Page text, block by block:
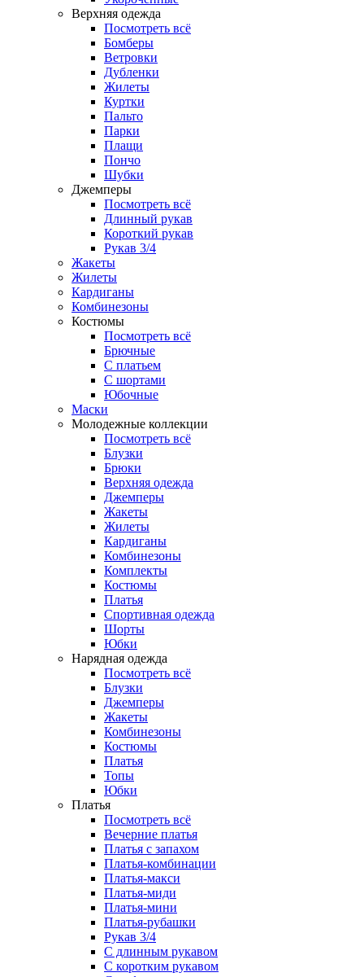
Верхняя одежда
Посмотреть всё
Бомберы
Ветровки
Дубленки
Жилеты
Куртки
Пальто
Парки
Плащи
Пончо
Шубки
Джемперы
Посмотреть всё
Длинный рукав
Короткий рукав
Рукав 3/4
Жакеты
Жилеты
Кардиганы
Комбинезоны
Костюмы
Посмотреть всё
Брючные
С платьем
С шортами
Юбочные
Маски
Молодежные коллекции
Посмотреть всё
Блузки
Брюки
Верхняя одежда
Джемперы
Жакеты
Жилеты
Кардиганы
Комбинезоны
Комплекты
Костюмы
Платья
Спортивная одежда
Шорты
Юбки
Нарядная одежда
Посмотреть всё
Блузки
Джемперы
Жакеты
Комбинезоны
Костюмы
Платья
Топы
Юбки
Платья
Посмотреть всё
Вечерние платья
Платья с запахом
Платья-комбинации
Платья-макси
Платья-миди
Платья-мини
Платья-рубашки
Рукав 3/4
С длинным рукавом
С коротким рукавом